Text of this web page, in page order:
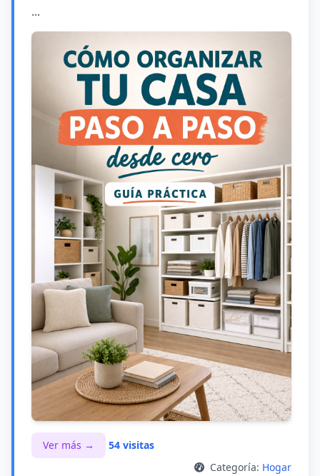
...
Ver más →
54 visitas
Categoría: Hogar